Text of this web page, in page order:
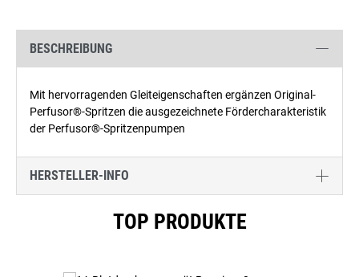
BESCHREIBUNG
Mit hervorragenden Gleiteigenschaften ergänzen Original-
Perfusor®-Spritzen die ausgezeichnete Fördercharakteristik
der Perfusor®-Spritzenpumpen
HERSTELLER-INFO
TOP PRODUKTE